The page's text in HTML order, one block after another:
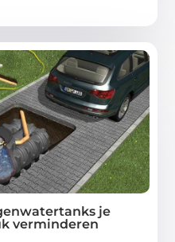
je
verminderen